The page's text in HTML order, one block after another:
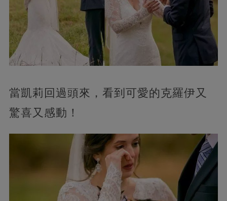
當凱莉回過頭來，看到可愛的克羅伊又
驚喜又感動！